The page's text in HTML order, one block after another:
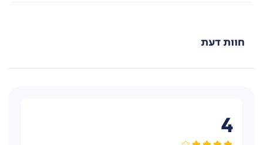
חזקה ועמידה לאורך זמן. למניעת הדבקות מזון שחיקה
ושריטות **
חוות דעת
4